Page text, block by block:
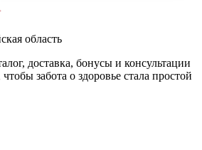
область
доставка, бонусы и консультации
забота о здоровье стала простой